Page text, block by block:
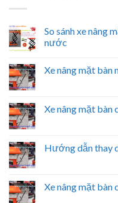
So sánh xe nâng
nước
Xe nâng mặt bàn
Xe nâng mặt bàn
Hướng dẫn thay
Xe nâng mặt bàn